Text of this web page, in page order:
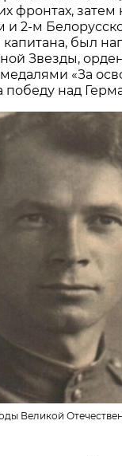
фронтах, затем
и 2-м
был
Звезды,
«За
победу над
Великой